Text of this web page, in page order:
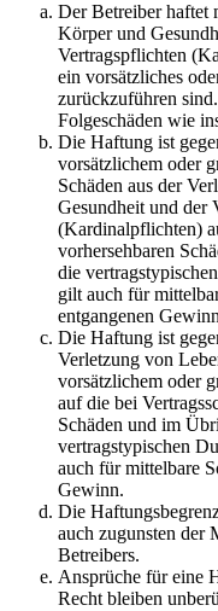
Der Betreiber haftet
Körper und
Vertragspflichten
ein vorsätzliches
zurückzuführen
Folgeschäden wie
Die Haftung ist
vorsätzlichem oder
Schäden aus der
Gesundheit und der
(Kardinalpflichten)
vorhersehbaren
die
gilt auch für
entgangenen
Die Haftung ist
Verletzung von
vorsätzlichem oder
auf die bei
Schäden und im
vertragstypischen
auch für mittelbare
Gewinn.
Die
auch zugunsten der
Betreibers.
Ansprüche für eine
Recht bleiben